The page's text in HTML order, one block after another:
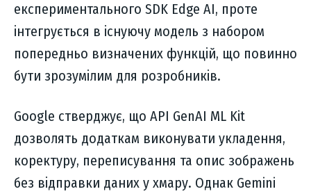
експериментального SDK Edge AI, проте
інтегрується в існуючу модель з набором
попередньо визначених функцій, що повинно
бути зрозумілим для розробників.
Google стверджує, що API GenAI ML Kit
дозволять додаткам виконувати укладення,
коректуру, переписування та опис зображень
без відправки даних у хмару. Однак Gemini